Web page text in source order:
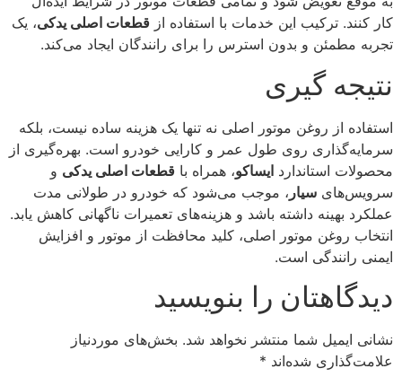
کار کنند. ترکیب این خدمات با استفاده از قطعات اصلی یدکی، یک
تجربه مطمئن و بدون استرس را برای رانندگان ایجاد می‌کند.
نتیجه گیری
استفاده از روغن موتور اصلی نه تنها یک هزینه ساده نیست، بلکه
سرمایه‌گذاری روی طول عمر و کارایی خودرو است. بهره‌گیری از
محصولات استاندارد ایساکو، همراه با قطعات اصلی یدکی و
سرویس‌های سیار ، موجب می‌شود که خودرو در طولانی مدت
عملکرد بهینه داشته باشد و هزینه‌های تعمیرات ناگهانی کاهش یابد.
انتخاب روغن موتور اصلی، کلید محافظت از موتور و افزایش
ایمنی رانندگی است.
دیدگاهتان را بنویسید
نشانی ایمیل شما منتشر نخواهد شد. بخش‌های موردنیاز
علامت‌گذاری شده‌اند *